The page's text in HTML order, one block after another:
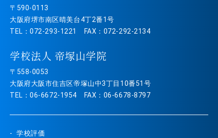
〒590-0113
大阪府堺市南区晴美台4丁2番1号
TEL：072-293-1221 FAX：072-292-2134
学校法人 帝塚山学院
〒558-0053
大阪府大阪市住吉区帝塚山中3丁目10番51号
TEL：06-6672-1954 FAX：06-6678-8797
学校評価